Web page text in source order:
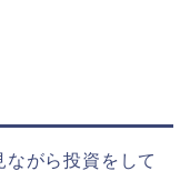
がら投資をして